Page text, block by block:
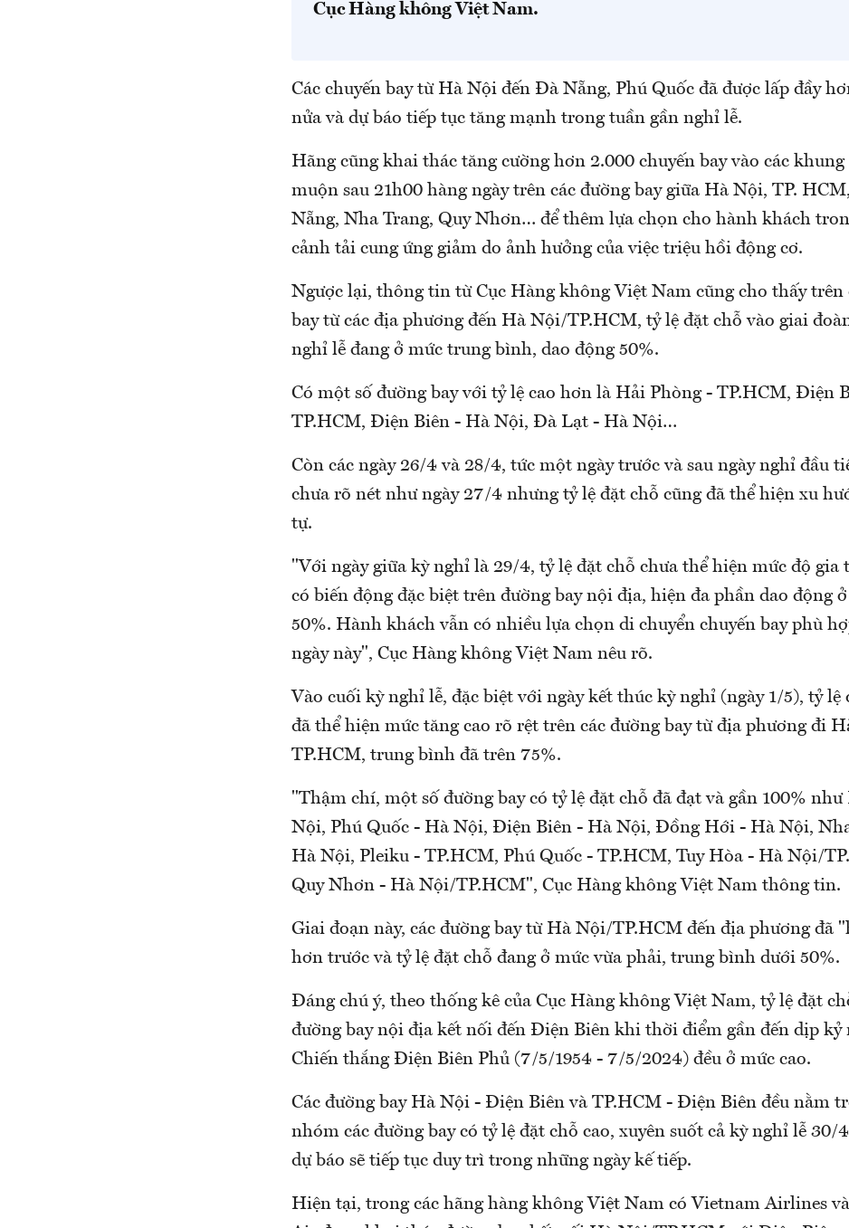
Cục Hàng không Việt Nam.
Các chuyến bay từ Hà Nội đến Đà Nẵng, Phú Quốc đã được lấp đầy
nửa và dự báo tiếp tục tăng mạnh trong tuần gần nghỉ lễ.
Hãng cũng khai thác tăng cường hơn 2.000 chuyến bay vào các khung
muộn sau 21h00 hàng ngày trên các đường bay giữa Hà Nội, TP.
Nẵng, Nha Trang, Quy Nhơn… để thêm lựa chọn cho hành khách
cảnh tải cung ứng giảm do ảnh hưởng của việc triệu hồi động cơ.
Ngược lại, thông tin từ Cục Hàng không Việt Nam cũng cho thấy trên
bay từ các địa phương đến Hà Nội/TP.HCM, tỷ lệ đặt chỗ vào giai
nghỉ lễ đang ở mức trung bình, dao động 50%.
Có một số đường bay với tỷ lệ cao hơn là Hải Phòng - TP.HCM, Điện
TP.HCM, Điện Biên - Hà Nội, Đà Lạt - Hà Nội…
Còn các ngày 26/4 và 28/4, tức một ngày trước và sau ngày nghỉ đầu
chưa rõ nét như ngày 27/4 nhưng tỷ lệ đặt chỗ cũng đã thể hiện xu
tự.
"Với ngày giữa kỳ nghỉ là 29/4, tỷ lệ đặt chỗ chưa thể hiện mức độ gia
có biến động đặc biệt trên đường bay nội địa, hiện đa phần dao động
50%. Hành khách vẫn có nhiều lựa chọn di chuyển chuyến bay phù
ngày này", Cục Hàng không Việt Nam nêu rõ.
Vào cuối kỳ nghỉ lễ, đặc biệt với ngày kết thúc kỳ nghỉ (ngày 1/5), tỷ lệ
đã thể hiện mức tăng cao rõ rệt trên các đường bay từ địa phương đi
TP.HCM, trung bình đã trên 75%.
"Thậm chí, một số đường bay có tỷ lệ đặt chỗ đã đạt và gần 100%
Nội, Phú Quốc - Hà Nội, Điện Biên - Hà Nội, Đồng Hới - Hà Nội,
Hà Nội, Pleiku - TP.HCM, Phú Quốc - TP.HCM, Tuy Hòa - Hà Nội/
Quy Nhơn - Hà Nội/TP.HCM", Cục Hàng không Việt Nam thông tin.
Giai đoạn này, các đường bay từ Hà Nội/TP.HCM đến địa phương đã
hơn trước và tỷ lệ đặt chỗ đang ở mức vừa phải, trung bình dưới 50%.
Đáng chú ý, theo thống kê của Cục Hàng không Việt Nam, tỷ lệ đặt
đường bay nội địa kết nối đến Điện Biên khi thời điểm gần đến dịp kỷ
Chiến thắng Điện Biên Phủ (7/5/1954 - 7/5/2024) đều ở mức cao.
Các đường bay Hà Nội - Điện Biên và TP.HCM - Điện Biên đều nằm
nhóm các đường bay có tỷ lệ đặt chỗ cao, xuyên suốt cả kỳ nghỉ lễ 30/
dự báo sẽ tiếp tục duy trì trong những ngày kế tiếp.
Hiện tại, trong các hãng hàng không Việt Nam có Vietnam Airlines